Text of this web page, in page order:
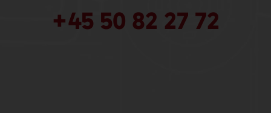
+45 50 82 27 72